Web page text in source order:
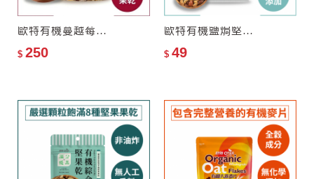
歐特有機蔓越莓脆穀片
$ 250
歐特有機鹽焗堅果(隨手包)
$ 49